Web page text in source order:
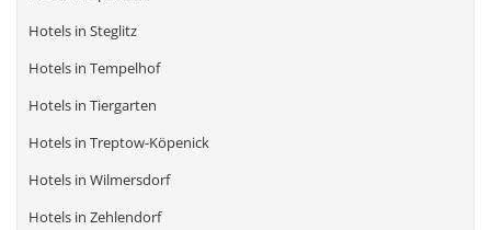
Hotels in Steglitz
Hotels in Tempelhof
Hotels in Tiergarten
Hotels in Treptow-Köpenick
Hotels in Wilmersdorf
Hotels in Zehlendorf